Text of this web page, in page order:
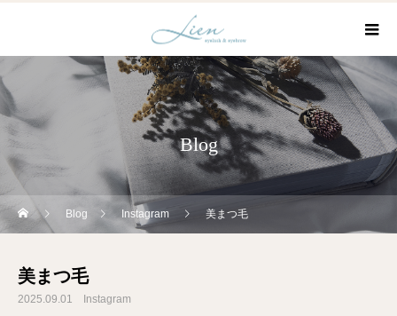
Blog
Blog Instagram 美まつ毛
美まつ毛
2025.09.01 Instagram